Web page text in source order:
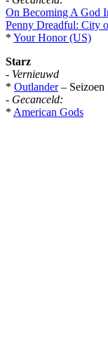
On Becoming A God
Penny Dreadful: City
* Your Honor (US)
Starz
- Vernieuwd
* Outlander– Seizoen
- Gecanceld:
* American Gods